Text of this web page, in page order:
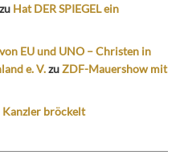
Hat DER SPIEGEL ein
EU und UNO – Christen in
e. V.zuZDF-Mauershow mit
bröckelt